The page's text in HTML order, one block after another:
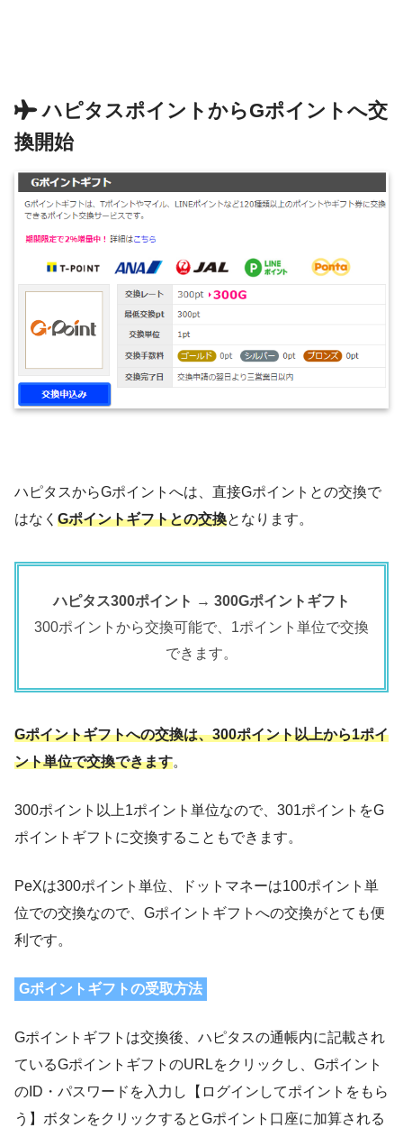
ハピタスポイントからGポイントへ交
換開始
ハピタスからGポイントへは、直接Gポイントとの交換で
はなく Gポイントギフトとの交換となります。
ハピタス300ポイント → 300Gポイントギフト
300ポイントから交換可能で、1ポイント単位で交換
できます。
Gポイントギフトへの交換は、300ポイント以上から1ポイ
ント単位で交換できます。
300ポイント以上1ポイント単位なので、301ポイントをG
ポイントギフトに交換することもできます。
PeXは300ポイント単位、ドットマネーは100ポイント単
位での交換なので、Gポイントギフトへの交換がとても便
利です。
Gポイントギフトの受取方法
Gポイントギフトは交換後、ハピタスの通帳内に記載され
ているGポイントギフトのURLをクリックし、Gポイント
のID・パスワードを入力し【ログインしてポイントをもら
う】ボタンをクリックするとGポイント口座に加算される